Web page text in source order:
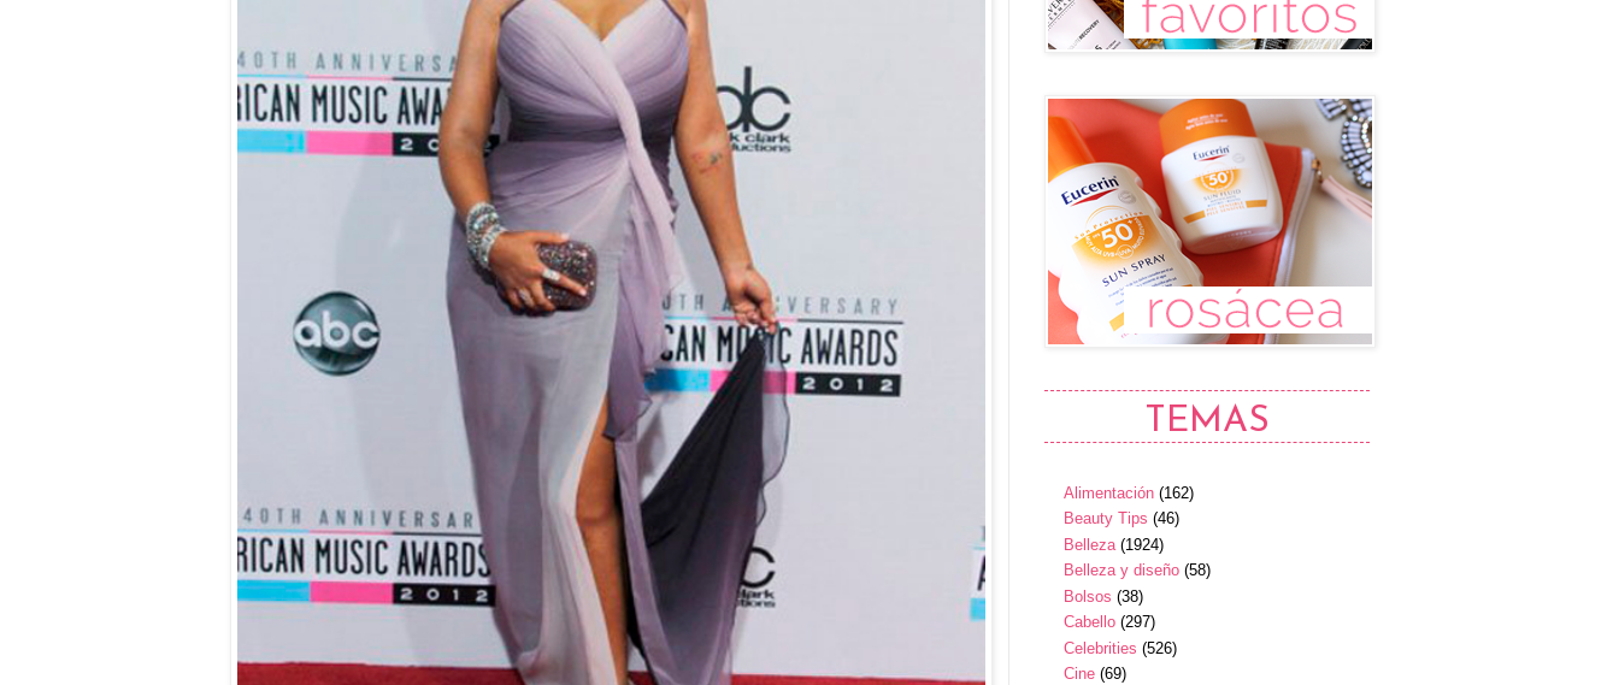
TEMAS
Alimentación (162)
Beauty Tips (46)
Belleza (1924)
Belleza y diseño (58)
Bolsos (38)
Cabello (297)
Celebrities (526)
Cine (69)